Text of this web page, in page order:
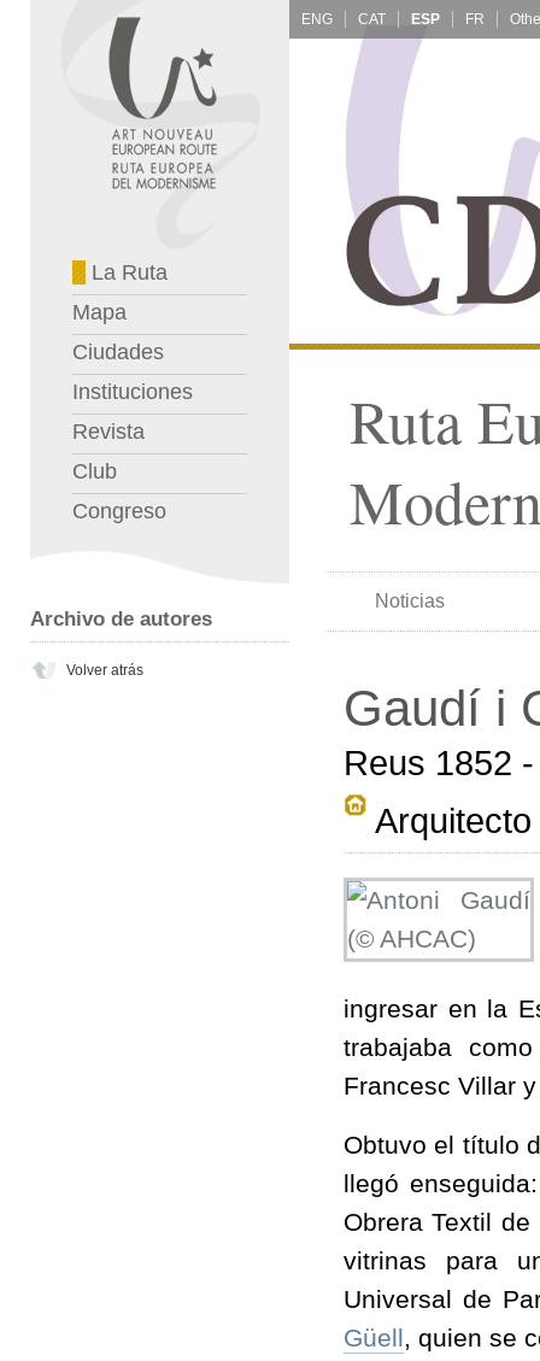
La Ruta
Mapa
Ciudades
Instituciones
Revista
Club
Congreso
Archivo de autores
Volver atrás
ENG CAT ESP FR
Ruta
Noticias
Gaudí i
Reus 1852
Arquitecto
ingresar en la
trabajaba
Francesc Villar
Obtuvo el título
llegó
Obrera Textil
vitrinas para
Universal de
Güell, quien se